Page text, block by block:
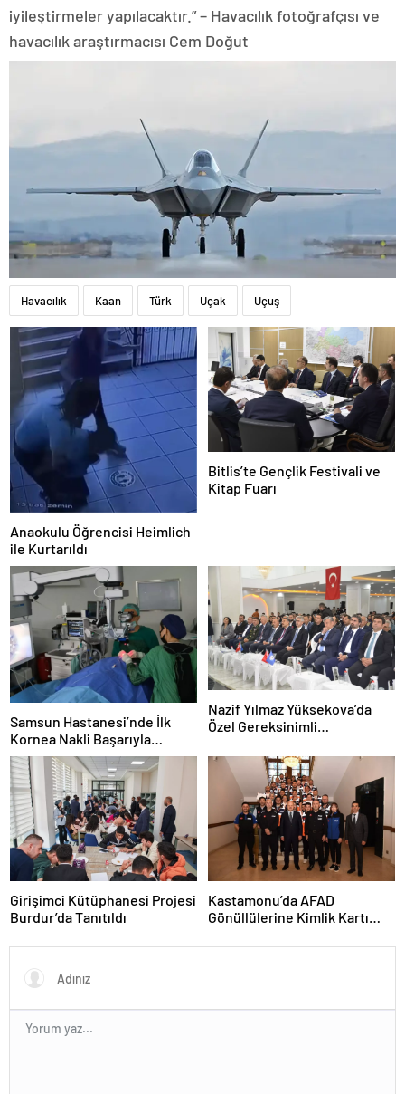
iyileştirmeler yapılacaktır.” – Havacılık fotoğrafçısı ve
havacılık araştırmacısı Cem Doğut
Havacılık Kaan Türk Uçak Uçuş
Anaokulu Öğrencisi Heimlich
ile Kurtarıldı
Bitlis’te Gençlik Festivali ve
Kitap Fuarı
Samsun Hastanesi’nde İlk
Kornea Nakli Başarıyla
Gerçekleşti
Nazif Yılmaz Yüksekova’da
Özel Gereksinimli
Girişimci Kütüphanesi Projesi
Burdur’da Tanıtıldı
Kastamonu’da AFAD
Gönüllülerine Kimlik Kartı